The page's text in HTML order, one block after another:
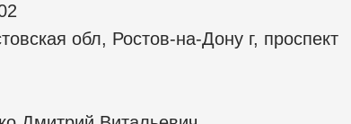
обл, Ростов-на-Дону г, проспект